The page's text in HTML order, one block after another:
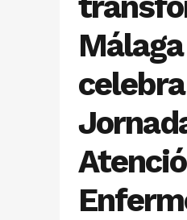
Málaga